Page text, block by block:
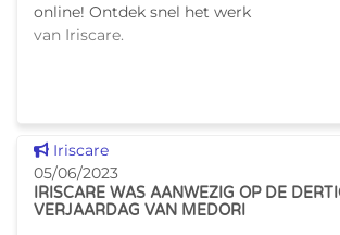
online! Ontdek snel het werk
van Iriscare.
Dit nieuws tonen
Iriscare
05/06/2023
IRISCARE WAS AANWEZIG OP DE
VERJAARDAG VAN MEDORI